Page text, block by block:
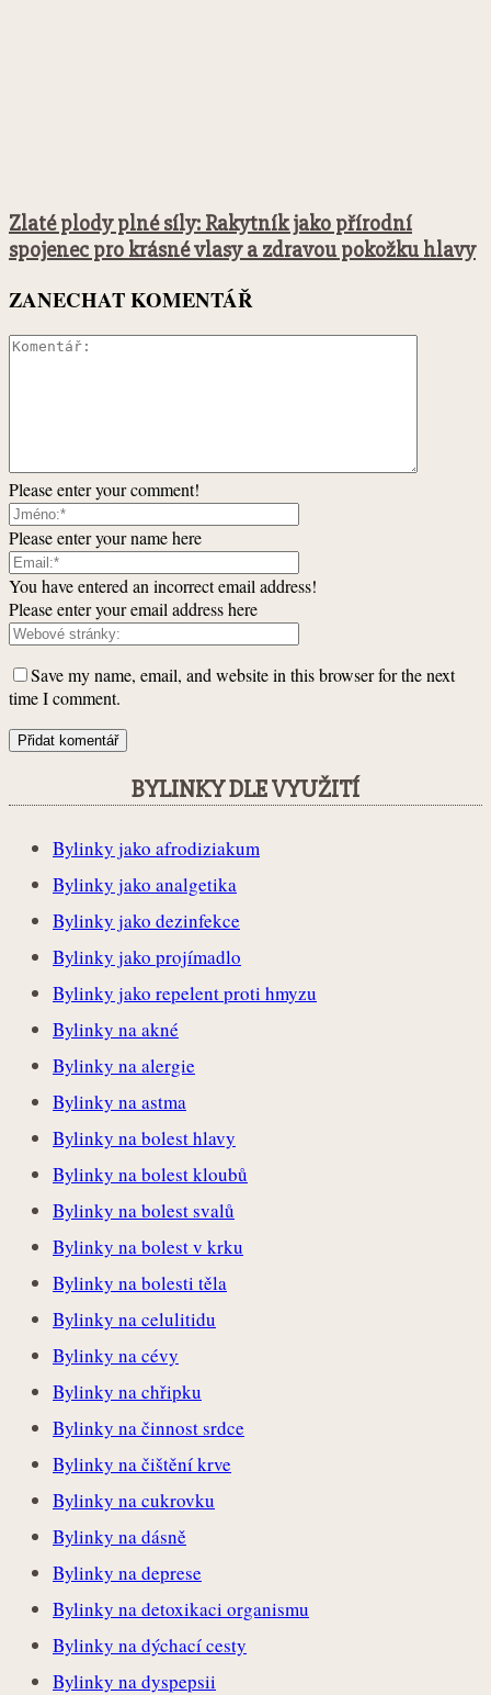
Zlaté plody plné síly: Rakytník jako přírodní
spojenec pro krásné vlasy a zdravou pokožku hlavy
ZANECHAT KOMENTÁŘ
Please enter your comment!
Please enter your name here
You have entered an incorrect email address!
Please enter your email address here
Save my name, email, and website in this browser for the next
time I comment.
BYLINKY DLE VYUŽITÍ
Bylinky jako afrodiziakum
Bylinky jako analgetika
Bylinky jako dezinfekce
Bylinky jako projímadlo
Bylinky jako repelent proti hmyzu
Bylinky na akné
Bylinky na alergie
Bylinky na astma
Bylinky na bolest hlavy
Bylinky na bolest kloubů
Bylinky na bolest svalů
Bylinky na bolest v krku
Bylinky na bolesti těla
Bylinky na celulitidu
Bylinky na cévy
Bylinky na chřipku
Bylinky na činnost srdce
Bylinky na čištění krve
Bylinky na cukrovku
Bylinky na dásně
Bylinky na deprese
Bylinky na detoxikaci organismu
Bylinky na dýchací cesty
Bylinky na dyspepsii